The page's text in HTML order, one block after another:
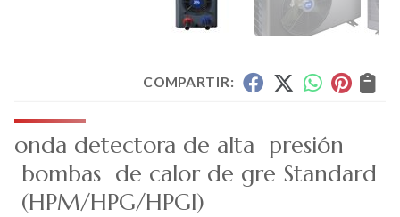
COMPARTIR:
onda detectora de alta presión
bombas de calor de gre Standard
(HPM/HPG/HPGI)